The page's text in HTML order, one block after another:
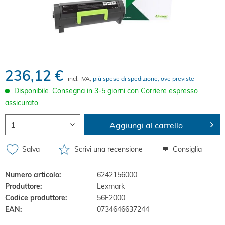
236,12 € incl. IVA, più spese di spedizione, ove previste
Disponibile. Consegna in 3-5 giorni con Corriere espresso
assicurato
Aggiungi al carrello
Salva Scrivi una recensione Consiglia
Numero articolo:
6242156000
Produttore:
Lexmark
Codice produttore:
56F2000
EAN:
0734646637244